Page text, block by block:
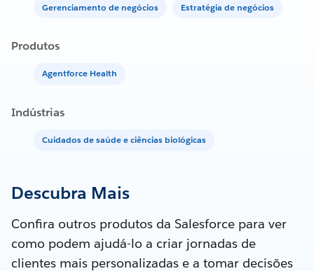
Gerenciamento de negócios Estratégia de negócios
Produtos
Agentforce Health
Indústrias
Cuidados de saúde e ciências biológicas
Descubra Mais
Confira outros produtos da Salesforce para ver
como podem ajudá-lo a criar jornadas de
clientes mais personalizadas e a tomar decisões